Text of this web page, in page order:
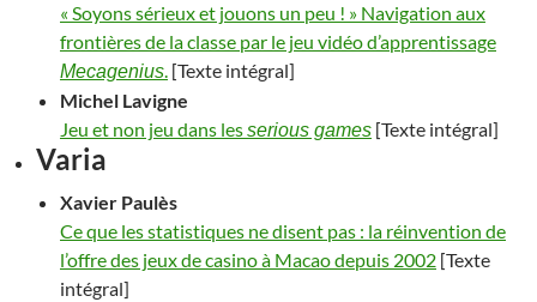
« Soyons sérieux et jouons un peu ! » Navigation aux
frontières de la classe par le jeu vidéo d’apprentissage
Mecagenius. [Texte intégral]
Michel Lavigne
Jeu et non jeu dans lesserious games [Texte intégral]
Varia
Xavier Paulès
Ce que les statistiques ne disent pas : la réinvention de
l’offre des jeux de casino à Macao depuis 2002 [Texte
intégral]